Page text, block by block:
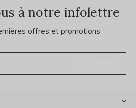
à notre infolettre
offres et promotions